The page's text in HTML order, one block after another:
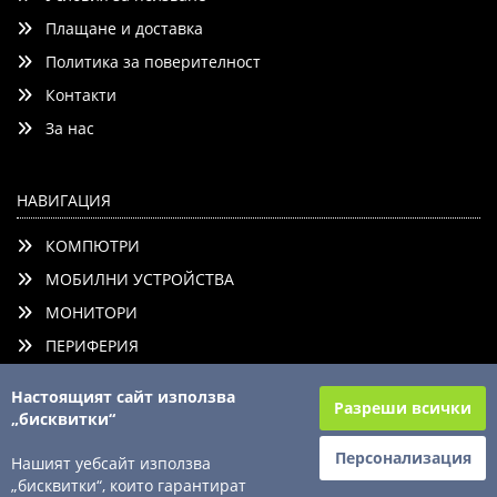
Плащане и доставка
Политика за поверителност
Контакти
За нас
НАВИГАЦИЯ
КОМПЮТРИ
МОБИЛНИ УСТРОЙСТВА
МОНИТОРИ
ПЕРИФЕРИЯ
КОНСУМАТИВИ
АКСЕСОАРИ
Настоящият сайт използва
„бисквитки“
Нашият уебсайт използва
„бисквитки“, които гарантират
Разреши всички
Персонализация